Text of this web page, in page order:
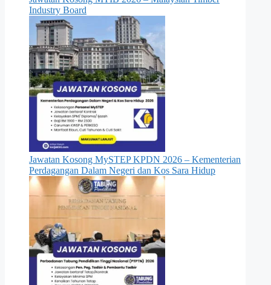
kerjakini.com adalah sahih dan diolah dari sumber rasmi
permohonan.
Industry Board
Jawatan Kosong MySTEP KPDN 2026 – Kementerian
Perdagangan Dalam Negeri dan Kos Sara Hidup